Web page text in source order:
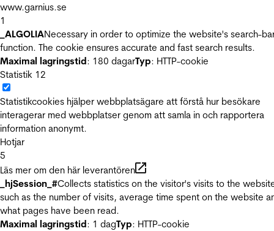
www.garnius.se
1
_ALGOLIANecessary in order to optimize the website's search-
function. The cookie ensures accurate and fast search results.
Maximal lagringstid: 180 dagarTyp: HTTP-cookie
Statistik 12
Statistikcookies hjälper webbplatsägare att förstå hur besökare
interagerar med webbplatser genom att samla in och rapportera
information anonymt.
Hotjar
5
Läs mer om den här leverantören
_hjSession_#Collects statistics on the visitor's visits to the
such as the number of visits, average time spent on the website
what pages have been read.
Maximal lagringstid: 1 dagTyp: HTTP-cookie